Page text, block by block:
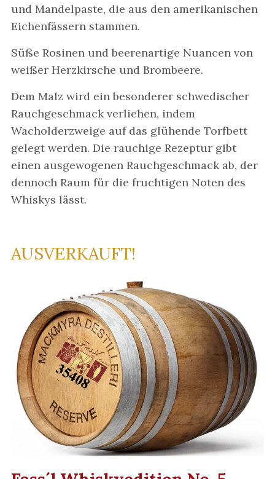
und Mandelpaste, die aus den amerikanischen
Eichenfässern stammen.
Süße Rosinen und beerenartige Nuancen von
weißer Herzkirsche und Brombeere.
Dem Malz wird ein besonderer schwedischer
Rauchgeschmack verliehen, indem
Wacholderzweige auf das glühende Torfbett
gelegt werden. Die rauchige Rezeptur gibt
einen ausgewogenen Rauchgeschmack ab, der
dennoch Raum für die fruchtigen Noten des
Whiskys lässt.
AUSVERKAUFT!